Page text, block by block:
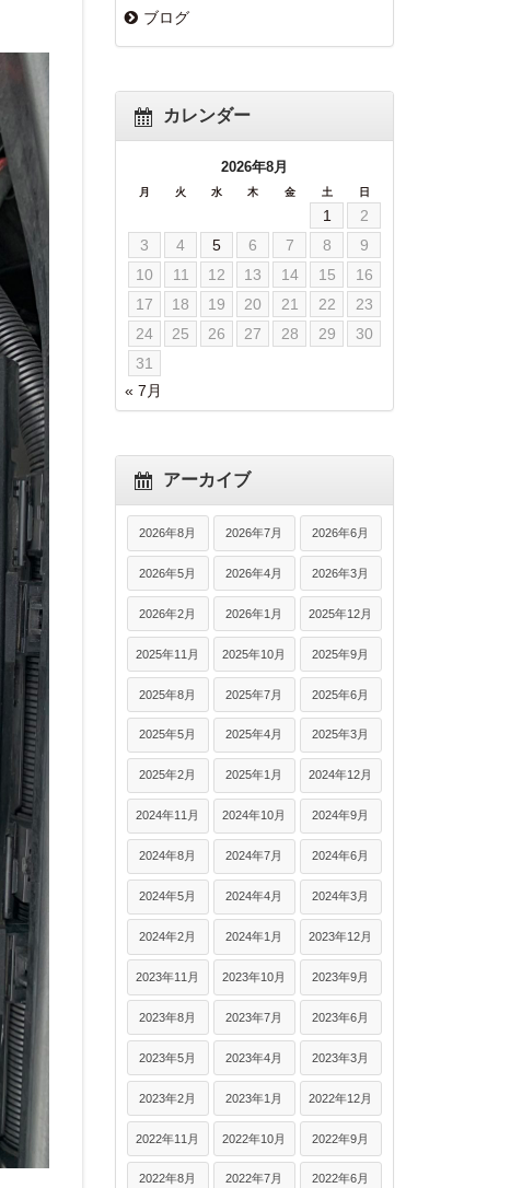
ブログ
カレンダー
2026年8月
月 火 水 木 金 土 日
1
2
3
4 5 6 7 8
9
10
11 12 13 14 15
16
17
18 19 20 21 22
23
24
25 26 27 28 29
30
31
« 7月
アーカイブ
2026年8月 2026年7月 2026年6月
2026年5月 2026年4月 2026年3月
2026年2月 2026年1月 2025年12月
2025年11月 2025年10月 2025年9月
2025年8月 2025年7月 2025年6月
2025年5月 2025年4月 2025年3月
2025年2月 2025年1月 2024年12月
2024年11月 2024年10月 2024年9月
2024年8月 2024年7月 2024年6月
2024年5月 2024年4月 2024年3月
2024年2月 2024年1月 2023年12月
2023年11月 2023年10月 2023年9月
2023年8月 2023年7月 2023年6月
2023年5月 2023年4月 2023年3月
2023年2月 2023年1月 2022年12月
2022年11月 2022年10月 2022年9月
2022年8月 2022年7月 2022年6月